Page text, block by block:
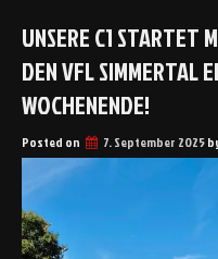
Ö
h
e
r
ü
b
UNSERE C1 STARTET
DEN VFL SIMMERTAL
WOCHENENDE!
Posted on 7. September 2025